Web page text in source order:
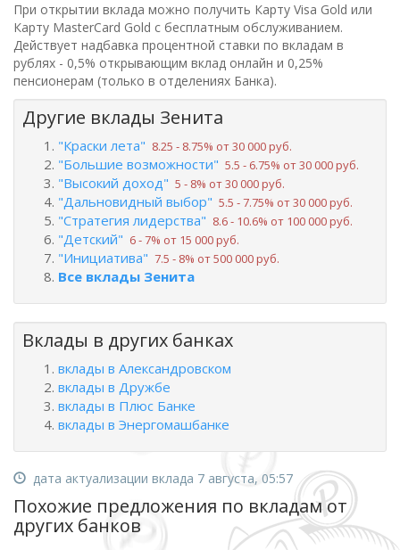
При открытии вклада можно получить Карту Visa Gold или
Карту MasterCard Gold с бесплатным обслуживанием.
Действует надбавка процентной ставки по вкладам в
рублях - 0,5% открывающим вклад онлайн и 0,25%
пенсионерам (только в отделениях Банка).
Другие вклады Зенита
"Краски лета" 8.25 ‑ 8.75% от 30 000 руб.
"Большие возможности" 5.5 ‑ 6.75% от 30 000 руб.
"Высокий доход" 5 ‑ 8% от 30 000 руб.
"Дальновидный выбор" 5.5 ‑ 7.75% от 30 000 руб.
"Стратегия лидерства" 8.6 ‑ 10.6% от 100 000 руб.
"Детский" 6 ‑ 7% от 15 000 руб.
"Инициатива" 7.5 ‑ 8% от 500 000 руб.
Все вклады Зенита
Вклады в других банках
вклады в Александровском
вклады в Дружбе
вклады в Плюс Банке
вклады в Энергомашбанке
дата актуализации вклада 7 августа, 05:57
Похожие предложения по вкладам от
других банков